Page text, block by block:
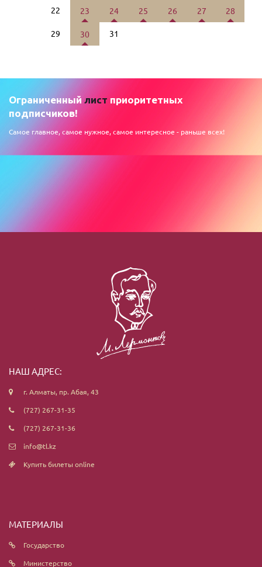
22 23 24 25 26 27 28
29 30 31
Ограниченный лист приоритетных
подписчиков!
Самое главное, самое нужное, самое интересное - раньше всех!
НАШ АДРЕС:
г. Алматы, пр. Абая, 43
(727) 267-31-35
(727) 267-31-36
info@tl.kz
Купить билеты online
МАТЕРИАЛЫ
Государство
Министерство